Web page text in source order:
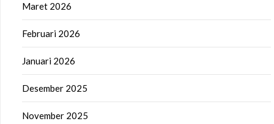
Maret 2026
Februari 2026
Januari 2026
Desember 2025
November 2025